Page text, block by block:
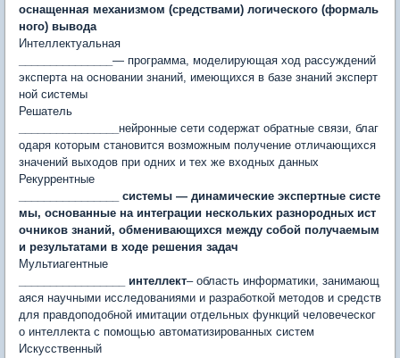
оснащенная механизмом (средствами) логического (формаль
ного) вывода
Интеллектуальная
— программа, моделирующая ход рассуждений
эксперта на основании знаний, имеющихся в базе знаний эксперт
ной системы
Решатель
нейронные сети содержат обратные связи, благ
одаря которым становится возможным получение отличающихся
зна­чений выходов при одних и тех же входных данных
Рекуррентные
________________ системы — динамические экспертные систе
мы, основан­ные на интеграции нескольких разнородных ист
очников знаний, обменивающихся между собой получаемым
и резуль­татами в ходе решения задач
Мультиагентные
_________________ интеллект– область информатики, занимающ
аяся научными исследованиями и разработкой методов и средств
для правдоподобной имитации отдельных функций человеческог
о интеллекта с помощью автоматизированных систем
Искусственный